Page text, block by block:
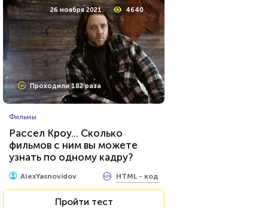
26 ноября 2021 4640
Проходили 182 раза
Фильмы
Рассел Кроу... Сколько
фильмов с ним вы можете
узнать по одному кадру?
AlexYasnovidov HTML - код
Пройти тест